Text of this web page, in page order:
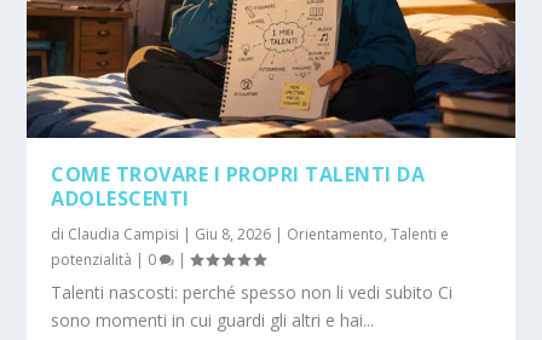
COME TROVARE I PROPRI TALENTI DA
ADOLESCENTI
di Claudia Campisi | Giu 8, 2026 | Orientamento,Talenti e
potenzialità | 0 |
Talenti nascosti: perché spesso non li vedi subito Ci
sono momenti in cui guardi gli altri e hai...